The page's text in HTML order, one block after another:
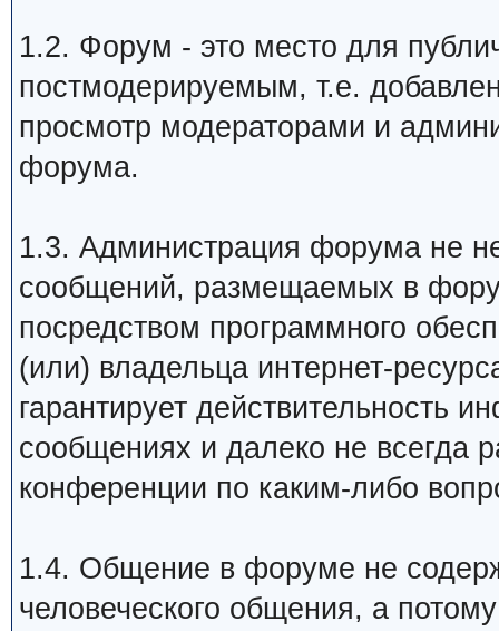
1.2. Форум - это место для
постмодерируемым, т.е.
просмотр модераторами и
форума.
1.3. Администрация форума не
сообщений, размещаемых в
посредством программного
(или) владельца интернет-
гарантирует действительность
сообщениях и далеко не всегда
конференции по каким-либо
1.4. Общение в форуме не
человеческого общения, а